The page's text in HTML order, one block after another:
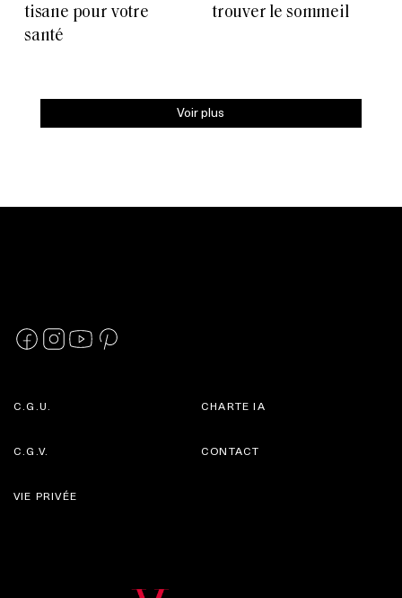
tisane pour votre
santé
trouver le sommeil
Voir plus
C.G.U.
C.G.V.
CHARTE IA
CONTACT
VIE PRIVÉE